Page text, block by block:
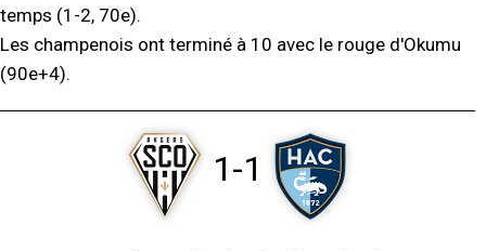
temps (1-2, 70e).
Les champenois ont terminé à 10 avec le rouge d'Okumu
(90e+4).
1-1